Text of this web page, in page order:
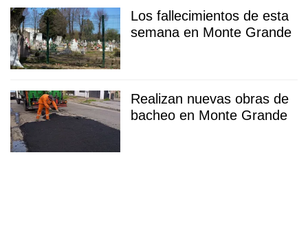
Los fallecimientos de esta
semana en Monte Grande
Realizan nuevas obras de
bacheo en Monte Grande